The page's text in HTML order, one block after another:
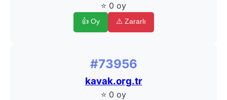
⭐ 0 oy
👍 Oy ⚠️ Zararlı
#73956
kavak.org.tr
⭐ 0 oy